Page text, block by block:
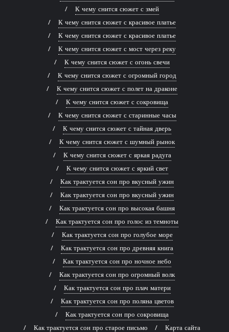
К чему снится сюжет с змей
К чему снится сюжет с красивое платье
К чему снится сюжет с красивое платье
К чему снится сюжет с мост через реку
К чему снится сюжет с огонь свечи
К чему снится сюжет с огромный город
К чему снится сюжет с полет на драконе
К чему снится сюжет с сокровища
К чему снится сюжет с старинные часы
К чему снится сюжет с тайная дверь
К чему снится сюжет с шумный рынок
К чему снится сюжет с яркая радуга
К чему снится сюжет с яркий свет
Как трактуется сон про вкусный ужин
Как трактуется сон про вкусный ужин
Как трактуется сон про высокая башня
Как трактуется сон про голос из темноты
Как трактуется сон про голубое море
Как трактуется сон про древняя книга
Как трактуется сон про ночное небо
Как трактуется сон про огромный волк
Как трактуется сон про плач матери
Как трактуется сон про поляна цветов
Как трактуется сон про сокровища
Как трактуется сон про старое письмо
Карта сайта